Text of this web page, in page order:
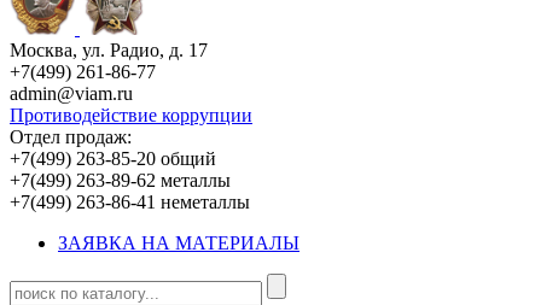
Москва, ул. Радио, д. 17
+7(499) 261-86-77
admin@viam.ru
Противодействие коррупции
Отдел продаж:
+7(499) 263-85-20 общий
+7(499) 263-89-62 металлы
+7(499) 263-86-41 неметаллы
ЗАЯВКА НА МАТЕРИАЛЫ